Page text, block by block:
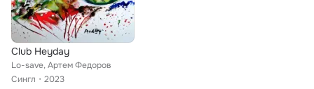
Club Heyday
Lo-save, Артем Федоров
Сингл
2023